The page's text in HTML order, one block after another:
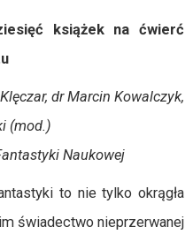
książek na ćwierć
dr Marcin Kowalczyk,
(mod.)
Naukowej
to nie tylko okrągła
świadectwo nieprzerwanej